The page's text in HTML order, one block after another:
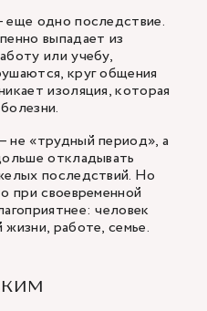
еще одно последствие.
выпадает из
или учебу,
круг общения
изоляция, которая
не «трудный период», а
откладывать
последствий. Но
при своевременной
человек
работе, семье.